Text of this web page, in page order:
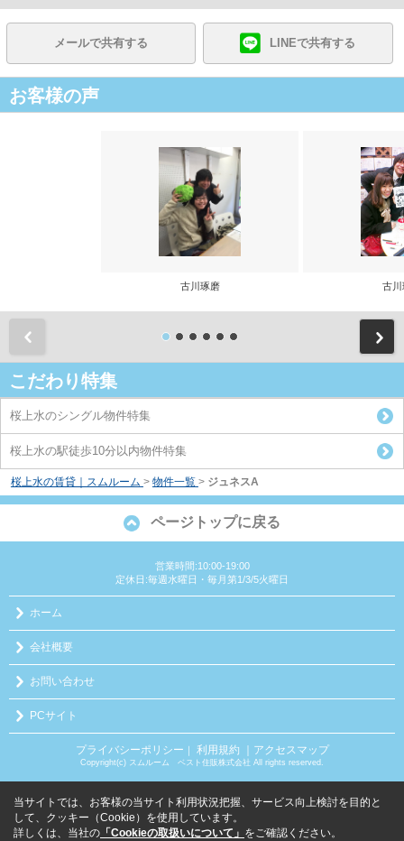
メールで共有する LINEで共有する
お客様の声
古川琢磨 古川
こだわり特集
桜上水のシングル物件特集
桜上水の駅徒歩10分以内物件特集
桜上水の賃貸｜スムルーム > 物件一覧 > ジュネスA
ページトップに戻る
営業時間:10:00-19:00
定休日:毎週水曜日・毎月第1/3/5火曜日
ホーム
会社概要
お問い合わせ
PCサイト
プライバシーポリシー 利用規約 ｜アクセスマップ
Copyright(c) スムルーム ベスト住販株式会社 All rights reserved.
当サイトでは、お客様の当サイト利用状況把握、サービス向上検討を目的と
して、クッキー（Cookie）を使用しています。
詳しくは、当社の 「Cookieの取扱いについて」 をご確認ください。